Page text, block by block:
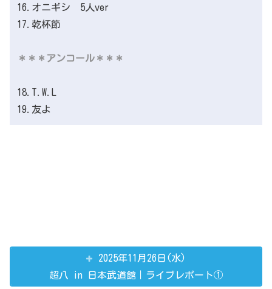
16.オニギシ 5人ver
17.乾杯節
＊＊＊アンコール＊＊＊
18.T.W.L
19.友よ
2025年11月26日(水)
超八 in 日本武道館｜ライブレポート①